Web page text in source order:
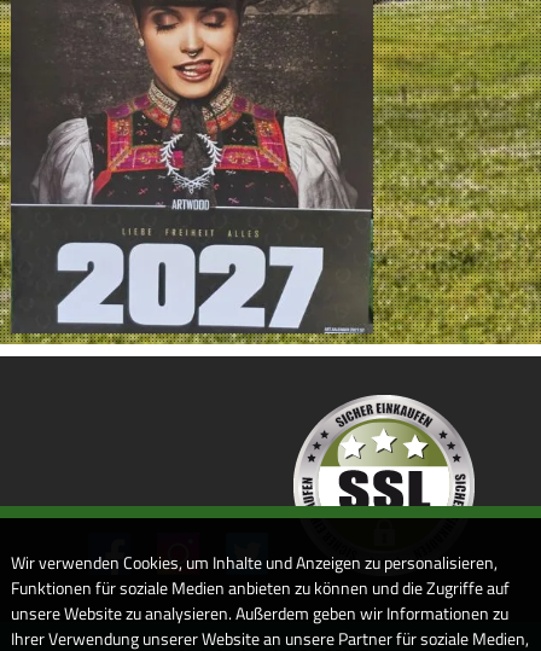
Wir verwenden Cookies, um Inhalte und Anzeigen zu personalisieren,
Funktionen für soziale Medien anbieten zu können und die Zugriffe auf
unsere Website zu analysieren. Außerdem geben wir Informationen zu
Ihrer Verwendung unserer Website an unsere Partner für soziale Medien,